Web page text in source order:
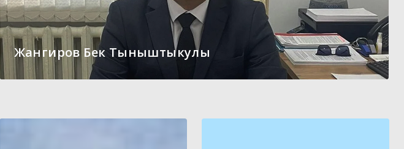
Жангиров Бек Тыныштыкулы